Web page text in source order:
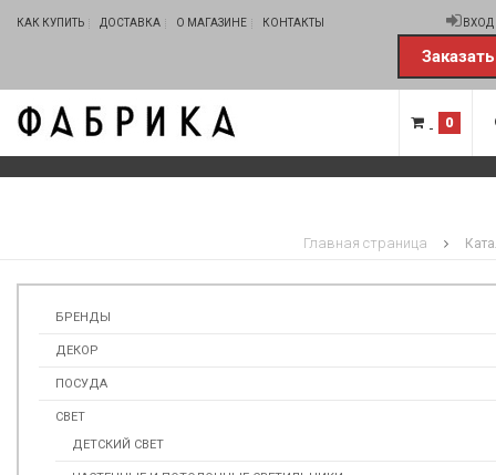
КАК КУПИТЬ ДОСТАВКА О МАГАЗИНЕ КОНТАКТЫ ВХОД
0
Главная страница
БРЕНДЫ
ДЕКОР
ПОСУДА
СВЕТ
ДЕТСКИЙ СВЕТ